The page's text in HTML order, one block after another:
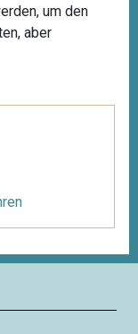
um den
aber